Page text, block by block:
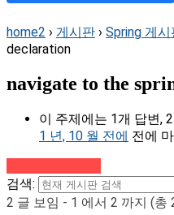
home2 › 게시판 › Spring 게시
declaration
navigate to the
이 주제에는 1개 답변,
1 년, 10 월 전에 전에
검색:
2 글 보임 - 1 에서 2 까지 (총